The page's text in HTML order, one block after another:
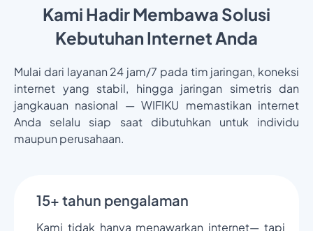
Kami Hadir Membawa Solusi
Kebutuhan Internet Anda
Mulai dari layanan 24 jam/7 pada tim jaringan, koneksi
internet yang stabil, hingga jaringan simetris dan
jangkauan nasional — WIFIKU memastikan internet
Anda selalu siap saat dibutuhkan untuk individu
maupun perusahaan.
15+ tahun pengalaman
Kami tidak hanya menawarkan internet— tapi